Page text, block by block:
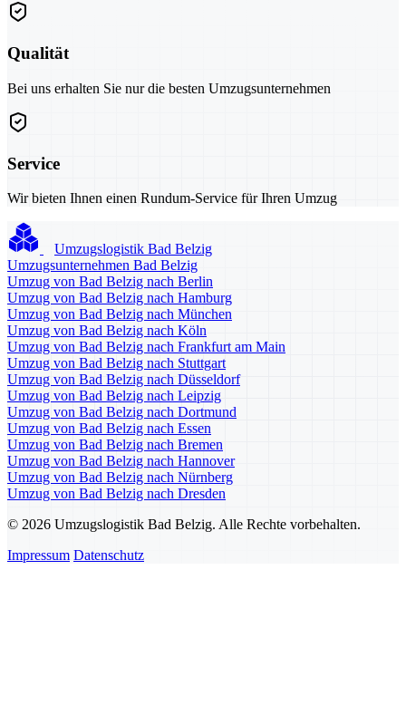
Qualität
Bei uns erhalten Sie nur die besten Umzugsunternehmen
Service
Wir bieten Ihnen einen Rundum-Service für Ihren Umzug
Umzugslogistik Bad Belzig
Umzugsunternehmen Bad Belzig
Umzug von Bad Belzig nach Berlin
Umzug von Bad Belzig nach Hamburg
Umzug von Bad Belzig nach München
Umzug von Bad Belzig nach Köln
Umzug von Bad Belzig nach Frankfurt am Main
Umzug von Bad Belzig nach Stuttgart
Umzug von Bad Belzig nach Düsseldorf
Umzug von Bad Belzig nach Leipzig
Umzug von Bad Belzig nach Dortmund
Umzug von Bad Belzig nach Essen
Umzug von Bad Belzig nach Bremen
Umzug von Bad Belzig nach Hannover
Umzug von Bad Belzig nach Nürnberg
Umzug von Bad Belzig nach Dresden
© 2026 Umzugslogistik Bad Belzig. Alle Rechte vorbehalten.
Impressum Datenschutz